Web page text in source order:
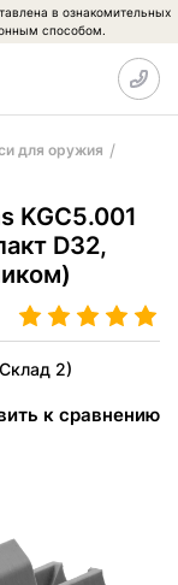
в ознакомительных
способом.
для оружия
KGC5.001
D32,
2)
к сравнению